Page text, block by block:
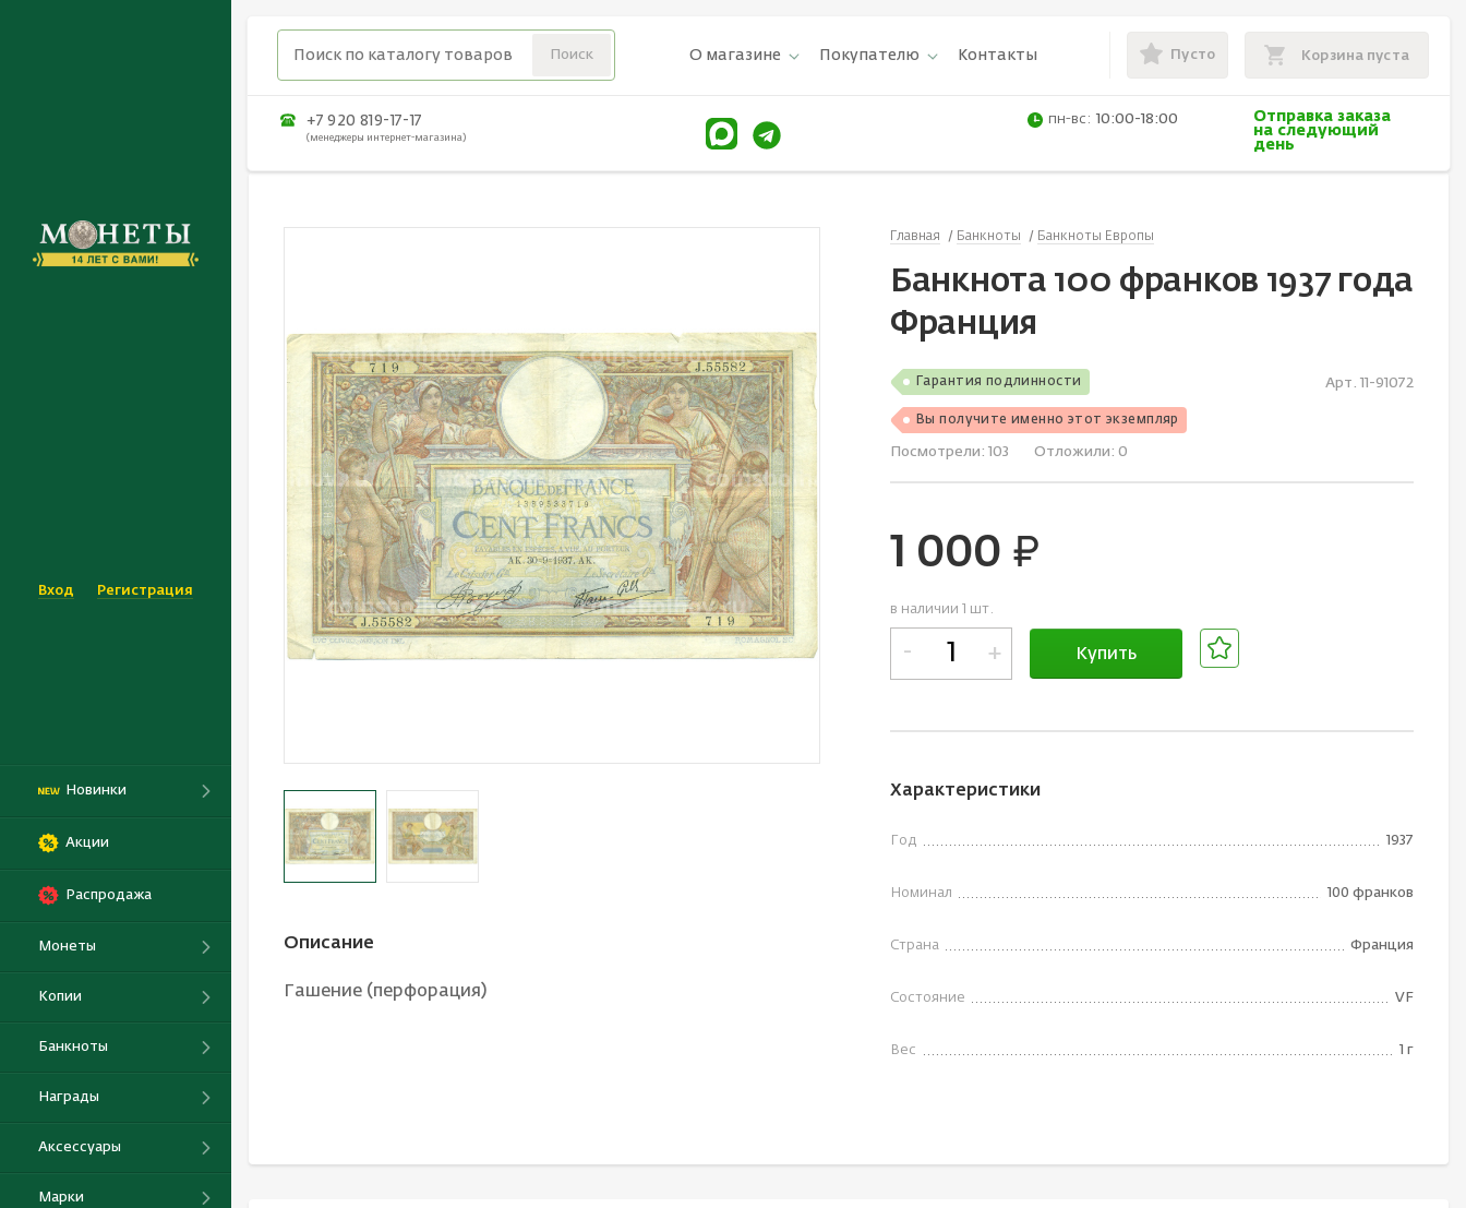
Вход Регистрация
Новинки
Акции
Распродажа
Монеты
Копии
Банкноты
Награды
Аксессуары
Марки
О магазине Покупателю Контакты Пусто Корзина пуста
+7 920 819-17-17
(менеджеры интернет-магазина)
пн-вс: 10:00-18:00
Отправка заказа
на следующий
день
Описание
Гашение (перфорация)
Главная Банкноты Банкноты Европы
Банкнота 100 франков 1937 года
Франция
Гарантия подлинности
Вы получите именно этот экземпляр
Арт. 11-91072
Посмотрели: 103 Отложили: 0
1 000 руб.
в наличии 1 шт.
- + Купить
Характеристики
Год 1937
Номинал 100 франков
Страна Франция
Состояние VF
Вес 1 г